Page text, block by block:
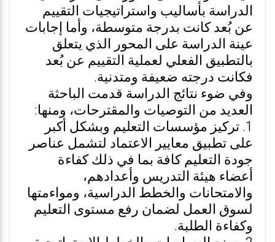
الدراسة بأساليب واستراتيجيات التقييم
عن بُعد كانت بدرجة متوسطة، وأما إجابات
عينة الدراسة على المحور الذي يتعلق
بالتطبيق الفعلي لعملية التقييم عن بُعد
فكانت درجته ضعيفة ومتدنية.
وفي ضوء نتائج الدراسة قدمت الباحثة
العديد من التوصيات والمقترحات، ومنها:
1. تركيز مؤسسات التعليم وبشكل أكبر
على تطبيق معايير الاعتماد لتشمل عناصر
جودة التعليم كافة بما في ذلك كفاءة
أعضاء هيئة التدريس وأعدادهم،
والامتحانات والخطط الدراسية، ومواءمتها
لسوق العمل لضمان رفع مستوى التعليم
وكفاءة الطلبة.